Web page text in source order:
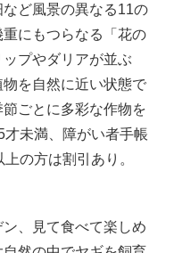
ど風景の異なる11の
にもつらなる「花の
プやダリアが並ぶ
物を自然に近い状態で
ごとに多彩な作物を
未満、障がい者手帳
の方は割引あり。
、見て食べて楽しめ